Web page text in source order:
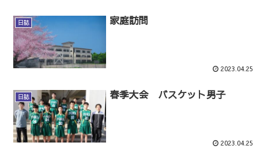
日誌 家庭訪問
2023.04.25
日誌 春季大会 バスケット男子
2023.04.25